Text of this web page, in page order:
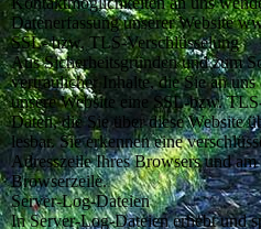
Datenerfassung unserer Website
SSL- bzw. TLS-Verschlüsselung
Aus Sicherheitsgründen und zum
vertraulicher Inhalte, die Sie an
unsere Website eine SSL-bzw.
Daten, die Sie über diese Website
lesbar. Sie erkennen eine
Adresszeile Ihres Browsers und
Browserzeile.
Server-Log-Dateien
In Server-Log-Dateien erhebt und